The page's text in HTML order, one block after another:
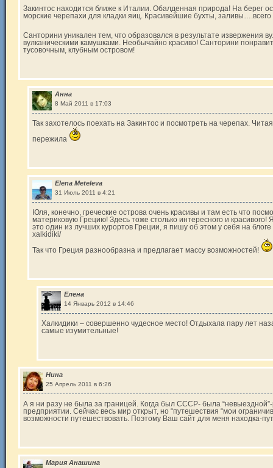
Закинтос находится ближе к Италии. Обалденная природа! На берег
морские черепахи для кладки яиц. Красивейшие бухты, заливы….всего
Санторини уникален тем, что образовался в результате извержения
вулканическими камушками. Необычайно красиво! Санторини
тусовочным, клубным островом!
Анна
8 Май 2011 в 17:03
Так захотелось поехать на Закинтос и посмотреть на черепах.
пережила
Elena Meteleva
31 Июль 2011 в 4:21
Юля, конечно, греческие острова очень красивы и там есть что
материковую Грецию! Здесь тоже столько интересного и красивого!
это один из лучших курортов Греции, я пишу об этом у себя на
xalkidiki/
Так что Греция разнообразна и предлагает массу возможностей!
Елена
14 Январь 2012 в 14:46
Халкидики – совершенно чудесное место! Отдыхала пару лет
самые изумительные!
Нина
25 Апрель 2011 в 6:26
А я ни разу не была за границей. Когда был СССР- была
предприятии. Сейчас весь мир открыт, но “путешествия “мои
возможности путешествовать. Поэтому Ваш сайт для меня находка-
Мария Анашина